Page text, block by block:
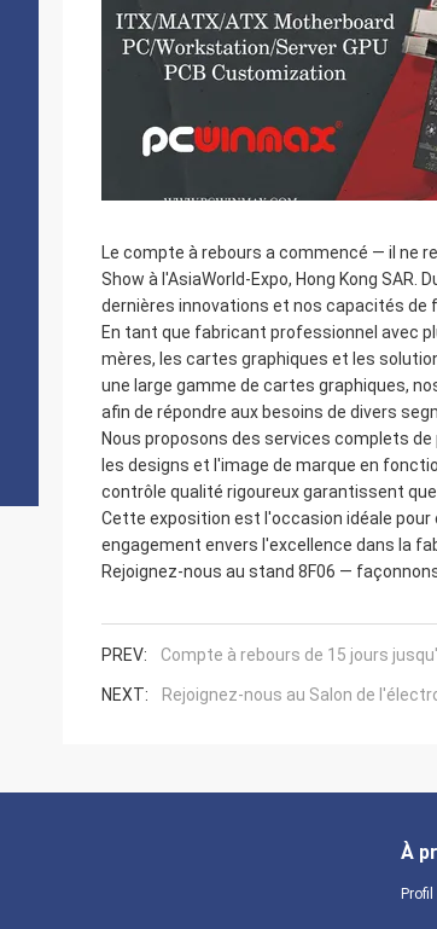
Le compte à rebours a commencé — il ne
Show à l'AsiaWorld-Expo, Hong Kong
dernières innovations et nos capacités de
En tant que fabricant professionnel avec
mères, les cartes graphiques et les
une large gamme de cartes graphiques,
afin de répondre aux besoins de divers
Nous proposons des services complets
les designs et l'image de marque en
contrôle qualité rigoureux garantissent
Cette exposition est l'occasion idéale
engagement envers l'excellence dans la
Rejoignez-nous au stand 8F06 —
PREV: Compte à rebours de 15 jours
NEXT: Rejoignez-nous au Salon de
À